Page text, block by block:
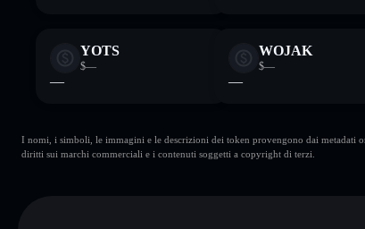
YOTS
$—
—
WOJAK
$—
—
I nomi, i simboli, le immagini e le descrizioni dei token provengono dai metadati
diritti sui marchi commerciali e i contenuti soggetti a copyright di terzi.